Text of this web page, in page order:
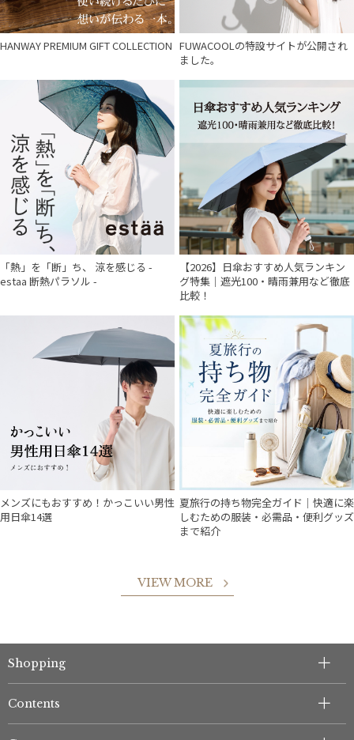
件
HANWAY PREMIUM GIFT COLLECTION FUWACOOLの特設サイトが公開され
ました。
「熱」を「断」ち、 涼を感じる -
estaa 断熱パラソル -
【2026】日傘おすすめ人気ランキン
グ特集｜遮光100・晴雨兼用など徹底
比較！
メンズにもおすすめ！かっこいい男性
用日傘14選
夏旅行の持ち物完全ガイド｜快適に楽
しむための服装・必需品・便利グッズ
まで紹介
VIEW MORE
Shopping
Contents